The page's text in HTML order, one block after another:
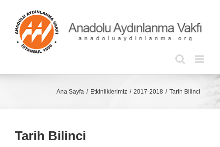
content
Ana Sayfa Etkinliklerimiz 2017-2018 Tarih Bilinci
Tarih Bilinci